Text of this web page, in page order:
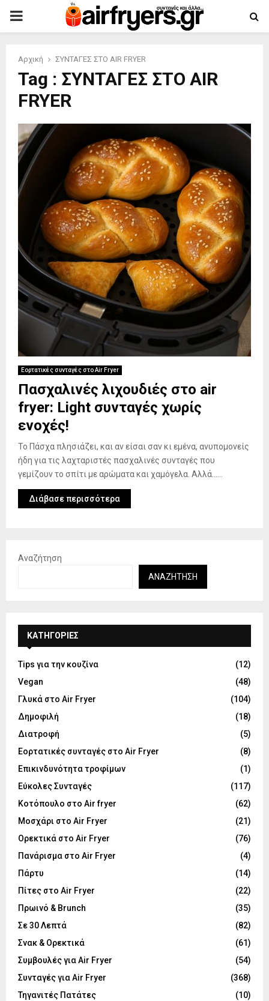
PRIMARY
Αρχική ΣΥΝΤΑΓΕΣ ΣΤΟ AIR FRYER
Tag : ΣΥΝΤΑΓΕΣ ΣΤΟ AIR
FRYER
Εορτατικές συνταγές στο Air Fryer
Πασχαλινές λιχουδιές στο air
fryer: Light συνταγές χωρίς
ενοχές!
Το Πάσχα πλησιάζει, και αν είσαι σαν κι εμένα, ανυπομονείς
ήδη για τις λαχταριστές πασχαλινές συνταγές που
γεμίζουν το σπίτι με αρώματα και χαμόγελα. Αλλά…...
Διάβασε περισσότερα
Αναζήτηση
ΑΝΑΖΉΤΗΣΗ
KΑΤΗΓΟΡΊΕΣ
Tips για την κουζίνα
(12)
Vegan
(48)
Γλυκά στο Air Fryer
(104)
Δημοφιλή
(18)
Διατροφή
(5)
Εορτατικές συνταγές στο Air Fryer
(8)
Επικινδυνότητα τροφίμων
(1)
Εύκολες Συνταγές
(117)
Κοτόπουλο στο Air fryer
(62)
Μοσχάρι στο Air Fryer
(21)
Ορεκτικά στο Air Fryer
(76)
Πανάρισμα στο Air Fryer
(4)
Πάρτυ
(14)
Πίτες στο Air Fryer
(22)
Πρωινό & Brunch
(35)
Σε 30 Λεπτά
(82)
Σνακ & Ορεκτικά
(61)
Συμβουλές για Air Fryer
(54)
Συνταγές για Air Fryer
(368)
Τηγανιτές Πατάτες
(10)